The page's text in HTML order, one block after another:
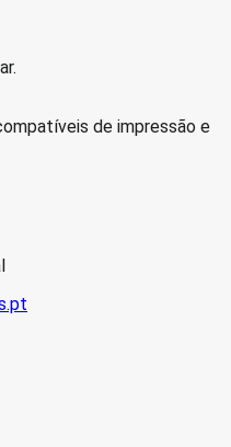
de impressão e